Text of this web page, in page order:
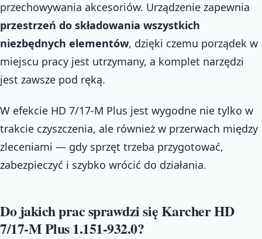
przechowywania akcesoriów. Urządzenie zapewnia
przestrzeń do składowania wszystkich
niezbędnych elementów, dzięki czemu porządek w
miejscu pracy jest utrzymany, a komplet narzędzi
jest zawsze pod ręką.
W efekcie HD 7/17-M Plus jest wygodne nie tylko w
trakcie czyszczenia, ale również w przerwach między
zleceniami — gdy sprzęt trzeba przygotować,
zabezpieczyć i szybko wrócić do działania.
Do jakich prac sprawdzi się Karcher HD
7/17-M Plus 1.151-932.0?